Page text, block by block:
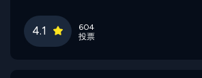
4.1
604
投票